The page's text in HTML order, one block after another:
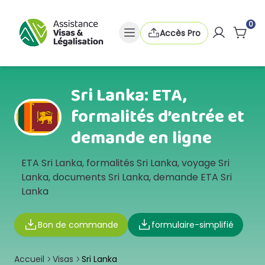
Accès Pro
0
Sri Lanka: ETA,
formalités d’entrée et
demande en ligne
ETA Sri Lanka, formalités Sri Lanka, voyage Sri
Lanka, documents Sri Lanka, demande ETA Sri
Lanka
Bon de commande formulaire-simplifié
Accueil Visas Sri Lanka